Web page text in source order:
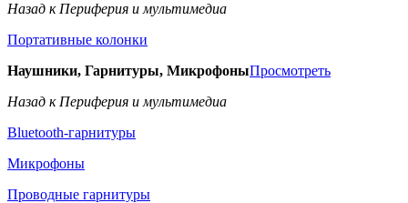
Назад к Периферия и мультимедиа
Портативные колонки
Наушники, Гарнитуры, МикрофоныПросмотреть
Назад к Периферия и мультимедиа
Bluetooth-гарнитуры
Микрофоны
Проводные гарнитуры